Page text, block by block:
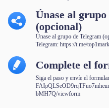
Únase al
(opcional)
Únase al grupo de Telegram
Telegram: https://t.me/
Complete el
Siga el paso y envíe el
bMH7Q/viewform